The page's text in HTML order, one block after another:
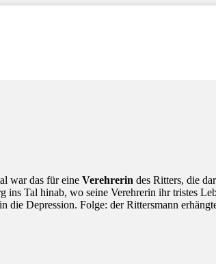
war das für eine Verehrerin des Ritters, die
Tal hinab, wo seine Verehrerin ihr tristes
Depression. Folge: der Rittersmann